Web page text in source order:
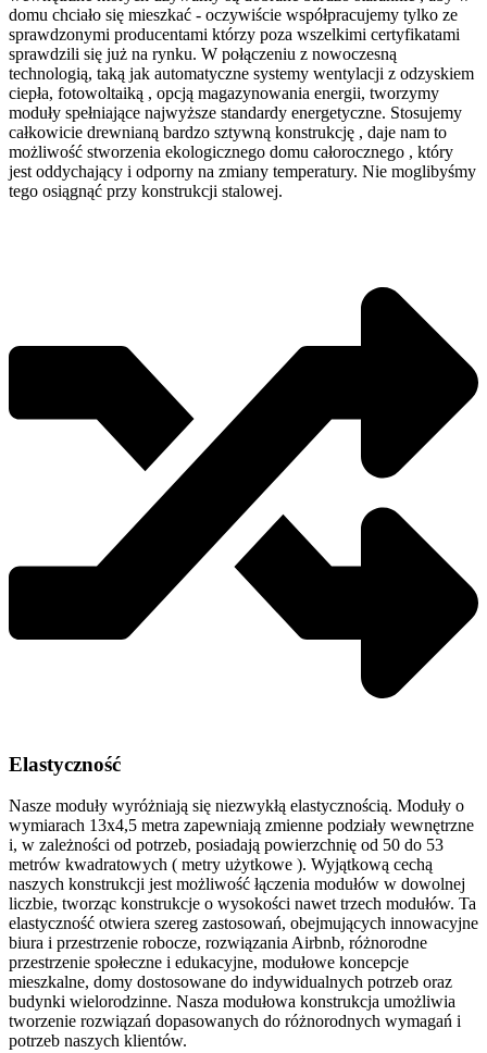
domu chciało się mieszkać - oczywiście współpracujemy tylko ze
sprawdzonymi producentami którzy poza wszelkimi certyfikatami
sprawdzili się już na rynku. W połączeniu z nowoczesną
technologią, taką jak automatyczne systemy wentylacji z odzyskiem
ciepła, fotowoltaiką , opcją magazynowania energii, tworzymy
moduły spełniające najwyższe standardy energetyczne. Stosujemy
całkowicie drewnianą bardzo sztywną konstrukcję , daje nam to
możliwość stworzenia ekologicznego domu całorocznego , który
jest oddychający i odporny na zmiany temperatury. Nie moglibyśmy
tego osiągnąć przy konstrukcji stalowej.
Elastyczność
Nasze moduły wyróżniają się niezwykłą elastycznością. Moduły o
wymiarach 13x4,5 metra zapewniają zmienne podziały wewnętrzne
i, w zależności od potrzeb, posiadają powierzchnię od 50 do 53
metrów kwadratowych ( metry użytkowe ). Wyjątkową cechą
naszych konstrukcji jest możliwość łączenia modułów w dowolnej
liczbie, tworząc konstrukcje o wysokości nawet trzech modułów. Ta
elastyczność otwiera szereg zastosowań, obejmujących innowacyjne
biura i przestrzenie robocze, rozwiązania Airbnb, różnorodne
przestrzenie społeczne i edukacyjne, modułowe koncepcje
mieszkalne, domy dostosowane do indywidualnych potrzeb oraz
budynki wielorodzinne. Nasza modułowa konstrukcja umożliwia
tworzenie rozwiązań dopasowanych do różnorodnych wymagań i
potrzeb naszych klientów.